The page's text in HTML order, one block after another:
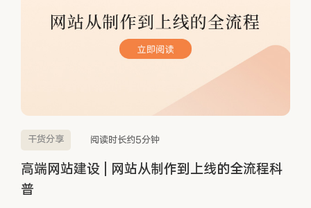
干货分享 阅读时长约5分钟
高端网站建设 | 网站从制作到上线的全流程科
普